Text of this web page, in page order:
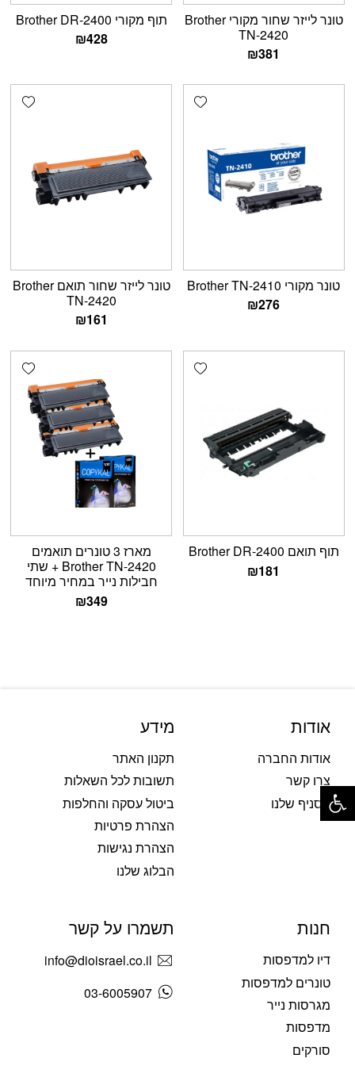
טונר לייזר שחור מקורי Brother
TN-2420
₪381
תוף מקורי Brother DR-2400
₪428
Add wishlist
‏טונר מקורי Brother TN-2410
₪276
טונר לייזר שחור תואם Brother
TN-2420
₪161
Add wishlist
תוף תואם Brother DR-2400
₪181
מארז 3 טונרים תואמים
Brother TN-2420 + שתי
חבילות נייר במחיר מיוחד
₪349
אודות
אודות החברה
צרו קשר
הסניף שלנו
מידע
תקנון האתר
תשובות לכל השאלות
ביטול עסקה והחלפות
הצהרת פרטיות
הצהרת נגישות
הבלוג שלנו
חנות
דיו למדפסות
טונרים למדפסות
מגרסות נייר
מדפסות
סורקים
תשמרו על קשר
info@dioisrael.co.il
03-6005907
פתח סרגל נגישות